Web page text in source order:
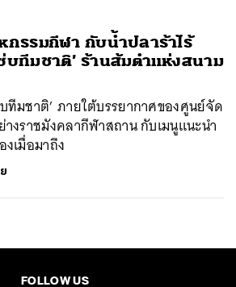
กรรมกีฬา กับน้ำปลาร้าไร้
บทีมชาติ’ ร้านส้มตำแห่งสนาม
ทีมชาติ’ ภายใต้บรรยากาศของศูนย์จัด
างราชมังคลากีฬาสถาน กับเมนูแนะนำ
เมื่อมาถึง
FOLLOW US